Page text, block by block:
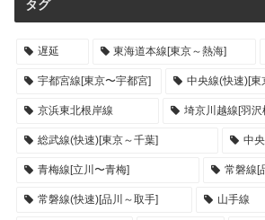
タグ
遅延 東海道本線[東京～熱海]
宇都宮線[東京〜宇都宮] 中央線(快速)[東
京浜東北根岸線 埼京川越線[羽
総武線(快速)[東京～千葉] 中
青梅線[立川〜青梅] 常磐線[
常磐線(快速)[品川～取手] 山手線